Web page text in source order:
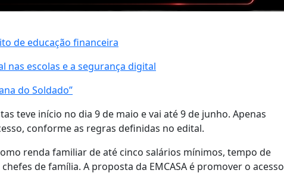
de educação financeira
nas escolas e a segurança digital
do Soldado”
teve início no dia 9 de maio e vai até 9 de junho. Apenas
conforme as regras definidas no edital.
renda familiar de até cinco salários mínimos, tempo de
de família. A proposta da EMCASA é promover o acesso